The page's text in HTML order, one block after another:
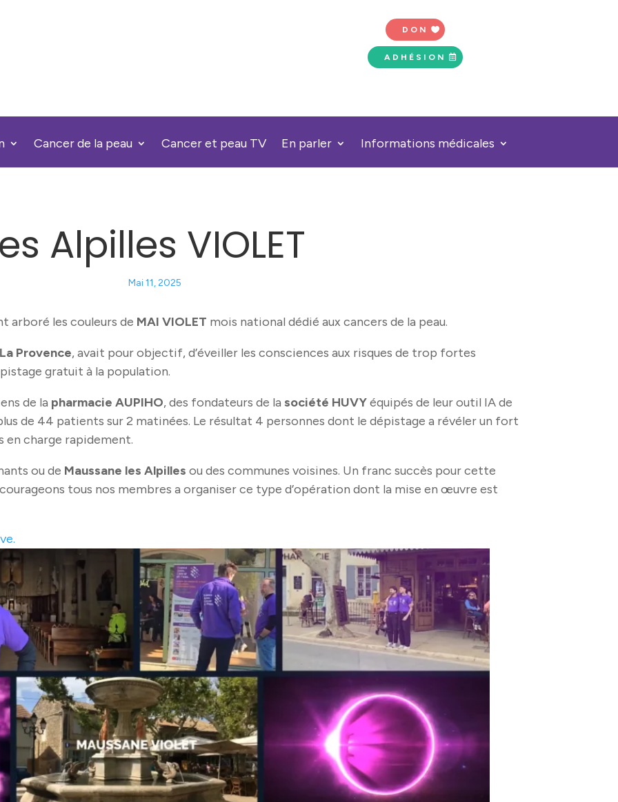
DON
ADHÉSION
Cancer de la peau Cancer et peau TV En parler Informations médicales
Alpilles VIOLET
Mai 11, 2025
arboré les couleurs de MAI VIOLET mois national dédié aux cancers de la peau.
La Provence, avait pour objectif, d’éveiller les consciences aux risques de trop fortes
gratuit à la population.
de la pharmacie AUPIHO, des fondateurs de lasociété HUVYéquipés de leur outil IA de
de 44 patients sur 2 matinées. Le résultat 4 personnes dont le dépistage a révéler un fort
en charge rapidement.
ou de Maussane les Alpilles ou des communes voisines. Un franc succès pour cette
tous nos membres a organiser ce type d’opération dont la mise en œuvre est